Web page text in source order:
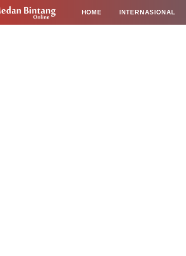
HOME INTERNASIONAL